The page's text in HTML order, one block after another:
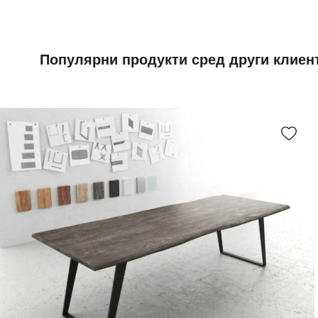
Популярни продукти сред други